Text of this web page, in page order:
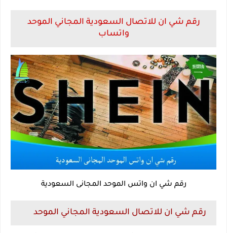
رقم شي ان للاتصال السعودية المجاني الموحد
واتساب
رقم شي ان واتس الموحد المجانى السعودية
رقم شي ان للاتصال السعودية المجاني الموحد